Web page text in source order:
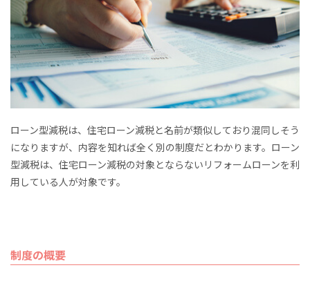
ローン型減税は、住宅ローン減税と名前が類似しており混同しそう
になりますが、内容を知れば全く別の制度だとわかります。ローン
型減税は、住宅ローン減税の対象とならないリフォームローンを利
用している人が対象です。
制度の概要